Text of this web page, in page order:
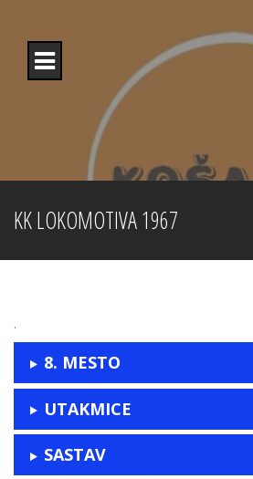
content
KK LOKOMOTIVA 1967
.
8. MESTO
UTAKMICE
SASTAV